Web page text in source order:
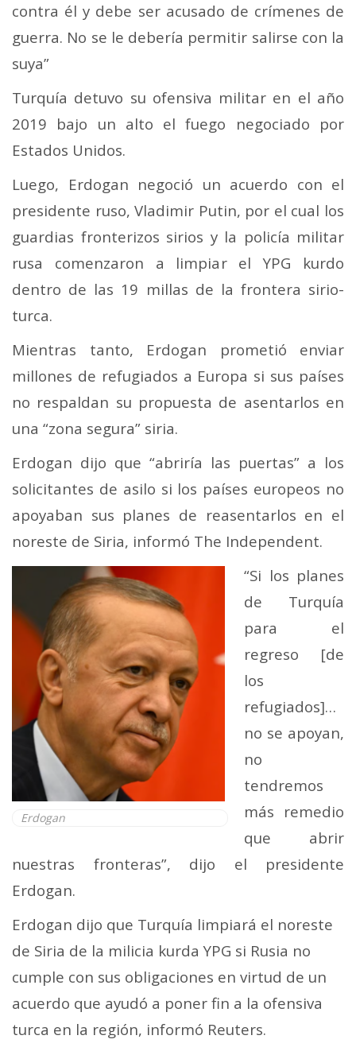
contra él y debe ser acusado de crímenes de
guerra. No se le debería permitir salirse con la
suya”
Turquía detuvo su ofensiva militar en el año
2019 bajo un alto el fuego negociado por
Estados Unidos.
Luego, Erdogan negoció un acuerdo con el
presidente ruso, Vladimir Putin, por el cual los
guardias fronterizos sirios y la policía militar
rusa comenzaron a limpiar el YPG kurdo
dentro de las 19 millas de la frontera sirio-
turca.
Mientras tanto, Erdogan prometió enviar
millones de refugiados a Europa si sus países
no respaldan su propuesta de asentarlos en
una “zona segura” siria.
Erdogan dijo que “abriría las puertas” a los
solicitantes de asilo si los países europeos no
apoyaban sus planes de reasentarlos en el
noreste de Siria, informó The Independent.
Erdogan
“Si los planes
de Turquía
para el
regreso [de
los
refugiados]…
no se apoyan,
no
tendremos
más remedio
que abrir
nuestras fronteras”, dijo el presidente
Erdogan.
Erdogan dijo que Turquía limpiará el noreste
de Siria de la milicia kurda YPG si Rusia no
cumple con sus obligaciones en virtud de un
acuerdo que ayudó a poner fin a la ofensiva
turca en la región, informó Reuters.